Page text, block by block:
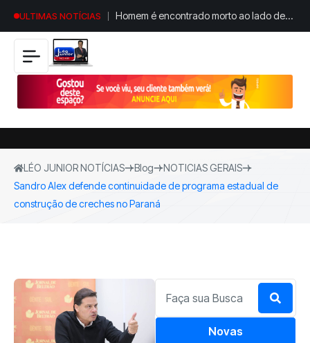
ULTIMAS NOTÍCIAS
Homem é encontrado morto ao lado de
fiação elétrica no Jardim dos Pássaros em
LÉO JUNIOR NOTÍCIAS Blog
NOTICIAS GERAIS
Sandro Alex defende continuidade de programa estadual de
construção de creches no Paraná
Novas